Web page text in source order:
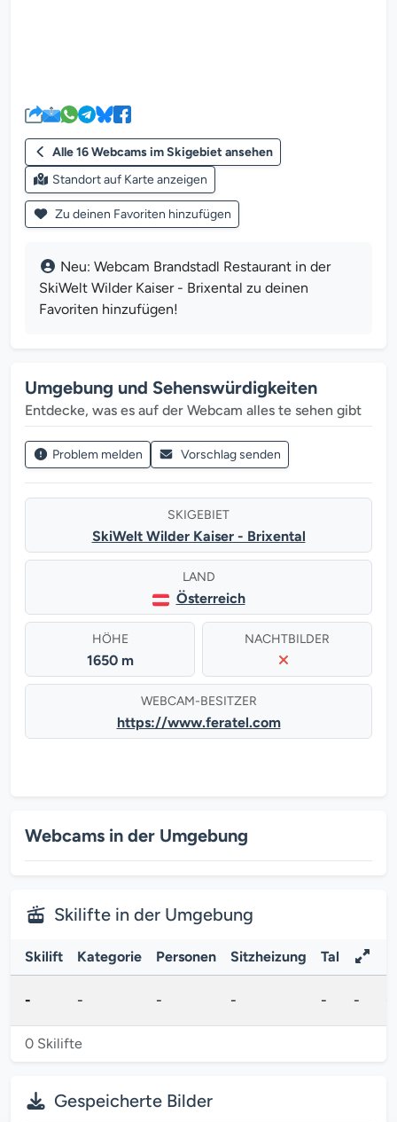
Alle 16 Webcams im Skigebiet ansehen
Standort auf Karte anzeigen
Zu deinen Favoriten hinzufügen
Neu: Webcam Brandstadl Restaurant in der
SkiWelt Wilder Kaiser - Brixental zu deinen
Favoriten hinzufügen!
Umgebung und Sehenswürdigkeiten
Entdecke, was es auf der Webcam alles te sehen gibt
Problem melden Vorschlag senden
SKIGEBIET
SkiWelt Wilder Kaiser - Brixental
LAND
Österreich
HÖHE
1650 m
NACHTBILDER
WEBCAM-BESITZER
https://www.feratel.com
Webcams in der Umgebung
Skilifte in der Umgebung
0 Skilifte
Skilift Kategorie Personen Sitzheizung Tal
- - - - - -
Gespeicherte Bilder